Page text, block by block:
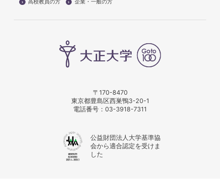
高校教員の方
企業・一般の方
〒170-8470
東京都豊島区西巣鴨3-20-1
電話番号： 03-3918-7311
公益財団法人大学基準協
会から適合認定を受けま
した